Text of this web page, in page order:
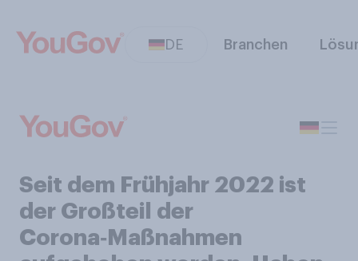
DE Branchen
Seit dem Frühjahr 2022 ist
der Großteil der
Corona‑Maßnahmen